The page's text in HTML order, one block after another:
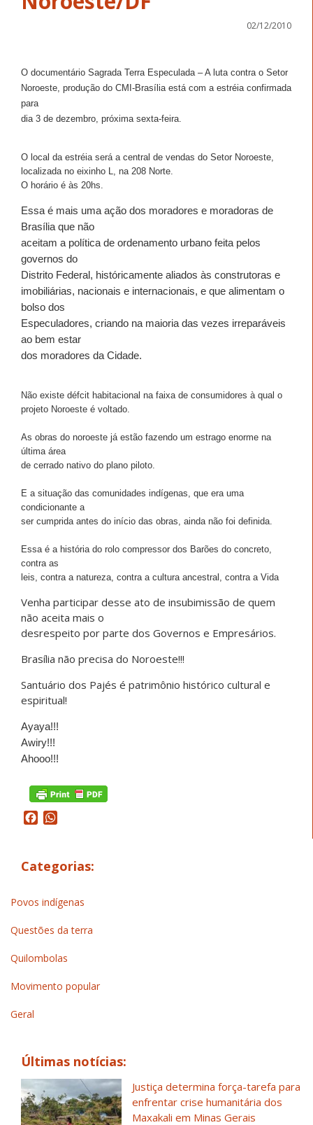
02/12/2010
O documentário Sagrada Terra Especulada – A luta contra o Setor
Noroeste, produção do CMI-Brasília está com a estréia confirmada
para
dia 3 de dezembro, próxima sexta-feira.
O local da estréia será a central de vendas do Setor Noroeste,
localizada no eixinho L, na 208 Norte.
O horário é às 20hs.
Essa é mais uma ação dos moradores e moradoras de
Brasília que não
aceitam a política de ordenamento urbano feita pelos
governos do
Distrito Federal, históricamente aliados às construtoras e
imobiliárias, nacionais e internacionais, e que alimentam o
bolso dos
Especuladores, criando na maioria das vezes irreparáveis
ao bem estar
dos moradores da Cidade.
Não existe défcit habitacional na faixa de consumidores à qual o
projeto Noroeste é voltado.
As obras do noroeste já estão fazendo um estrago enorme na
última área
de cerrado nativo do plano piloto.
E a situação das comunidades indígenas, que era uma
condicionante a
ser cumprida antes do início das obras, ainda não foi definida.
Essa é a história do rolo compressor dos Barões do concreto,
contra as
leis, contra a natureza, contra a cultura ancestral, contra a Vida
Venha participar desse ato de insubimissão de quem
não aceita mais o
desrespeito por parte dos Governos e Empresários.
Brasília não precisa do Noroeste!!!
Santuário dos Pajés é patrimônio histórico cultural e
espiritual!
Ayaya!!!
Awiry!!!
Ahooo!!!
Facebook
Categorias:
Povos indígenas
Questões da terra
Quilombolas
Movimento popular
Geral
Últimas notícias:
Justiça determina força-tarefa para
enfrentar crise humanitária dos
Maxakali em Minas Gerais